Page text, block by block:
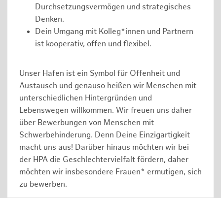
Durchsetzungsvermögen und strategisches
Denken.
Dein Umgang mit Kolleg*innen und Partnern
ist kooperativ, offen und flexibel.
Unser Hafen ist ein Symbol für Offenheit und
Austausch und genauso heißen wir Menschen mit
unterschiedlichen Hintergründen und
Lebenswegen willkommen. Wir freuen uns daher
über Bewerbungen von Menschen mit
Schwerbehinderung. Denn Deine Einzigartigkeit
macht uns aus! Darüber hinaus möchten wir bei
der HPA die Geschlechtervielfalt fördern, daher
möchten wir insbesondere Frauen* ermutigen, sich
zu bewerben.